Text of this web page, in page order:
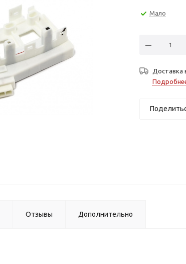
Мало
Доставка
Отзывы Дополнительно